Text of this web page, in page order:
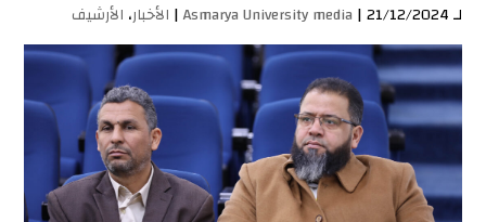
لـ Asmarya University media | 21/12/2024 | الأخبار، الأرشيف